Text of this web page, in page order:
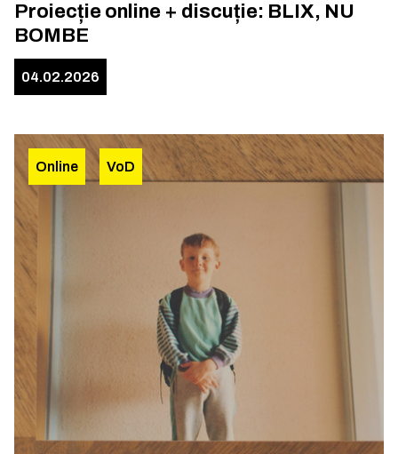
Proiecție online + discuție: BLIX, NU
BOMBE
04.02.2026
Online VoD